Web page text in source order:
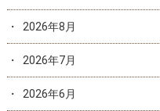
2026年8月
2026年7月
2026年6月